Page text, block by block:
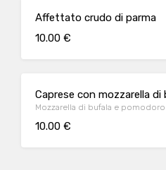
Affettato crudo di parma
10.00 €
Caprese con mozzarella di
Mozzarella di bufala e
10.00 €